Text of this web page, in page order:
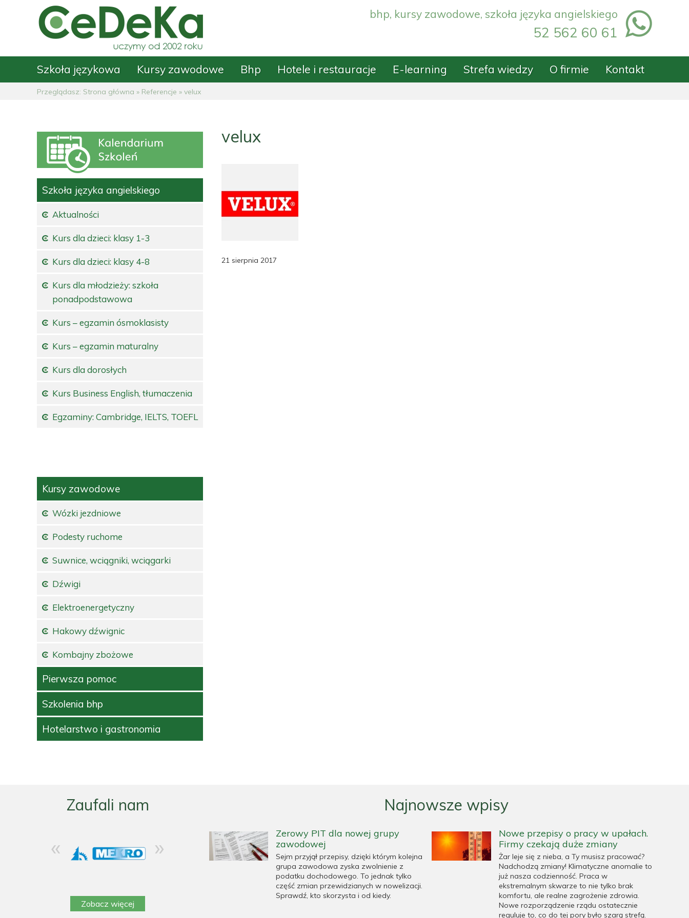
bhp, kursy zawodowe, szkoła języka angielskiego
52 562 60 61
Szkoła językowa Kursy zawodowe Bhp Hotele i restauracje E-learning Strefa wiedzy O firmie Kontakt
Przeglądasz: Strona główna » Referencje » velux
velux
21 sierpnia 2017
Szkoła języka angielskiego
Aktualności
Kurs dla dzieci: klasy 1-3
Kurs dla dzieci: klasy 4-8
Kurs dla młodzieży: szkoła
ponadpodstawowa
Kurs – egzamin ósmoklasisty
Kurs – egzamin maturalny
Kurs dla dorosłych
Kurs Business English, tłumaczenia
Egzaminy: Cambridge, IELTS, TOEFL
Kursy zawodowe
Wózki jezdniowe
Podesty ruchome
Suwnice, wciągniki, wciągarki
Dźwigi
Elektroenergetyczny
Hakowy dźwignic
Kombajny zbożowe
Pierwsza pomoc
Szkolenia bhp
Hotelarstwo i gastronomia
Zaufali nam
« »
Zobacz więcej
Najnowsze wpisy
Zerowy PIT dla nowej grupy
zawodowej
Sejm przyjął przepisy, dzięki którym kolejna
grupa zawodowa zyska zwolnienie z
podatku dochodowego. To jednak tylko
część zmian przewidzianych w nowelizacji.
Sprawdź, kto skorzysta i od kiedy.
Nowe przepisy o pracy w upałach.
Firmy czekają duże zmiany
Żar leje się z nieba, a Ty musisz pracować?
Nadchodzą zmiany! Klimatyczne anomalie to
już nasza codzienność. Praca w
ekstremalnym skwarze to nie tylko brak
komfortu, ale realne zagrożenie zdrowia.
Nowe rozporządzenie rządu ostatecznie
reguluje to, co do tej pory było szarą strefą.